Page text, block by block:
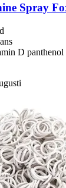
Spray
D panthenol